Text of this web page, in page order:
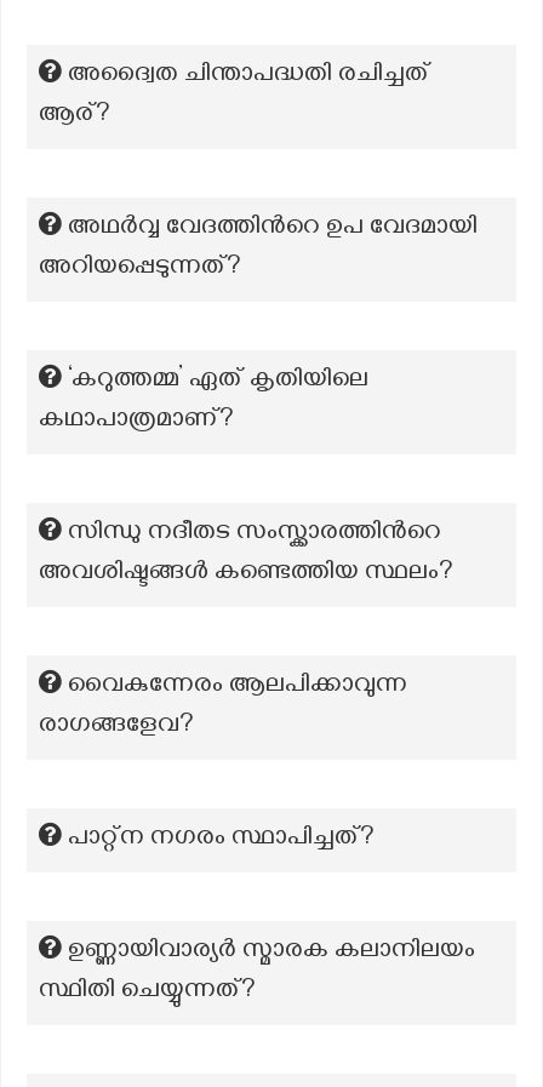
അദ്വൈത ചിന്താപദ്ധതി രചിച്ചത്
ആര്?
അഥർവ്വ വേദത്തിന്‍റെ ഉപ വേദമായി
അറിയപ്പെടുന്നത്?
‘കറുത്തമ്മ’ ഏത് കൃതിയിലെ
കഥാപാത്രമാണ്?
സിന്ധു നദീതട സംസ്ക്കാരത്തിന്‍റെ
അവശിഷ്ടങ്ങൾ കണ്ടെത്തിയ സ്ഥലം?
വൈകുന്നേരം ആലപിക്കാവുന്ന
രാഗങ്ങളേവ?
പാറ്റ്‌ന നഗരം സ്ഥാപിച്ചത്?
ഉണ്ണായിവാര്യർ സ്മാരക കലാനിലയം
സ്ഥിതി ചെയ്യുന്നത്?